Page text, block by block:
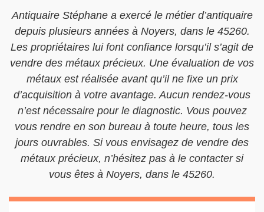
Antiquaire Stéphane a exercé le métier d’antiquaire
depuis plusieurs années à Noyers, dans le 45260.
Les propriétaires lui font confiance lorsqu’il s’agit de
vendre des métaux précieux. Une évaluation de vos
métaux est réalisée avant qu’il ne fixe un prix
d’acquisition à votre avantage. Aucun rendez-vous
n’est nécessaire pour le diagnostic. Vous pouvez
vous rendre en son bureau à toute heure, tous les
jours ouvrables. Si vous envisagez de vendre des
métaux précieux, n’hésitez pas à le contacter si
vous êtes à Noyers, dans le 45260.